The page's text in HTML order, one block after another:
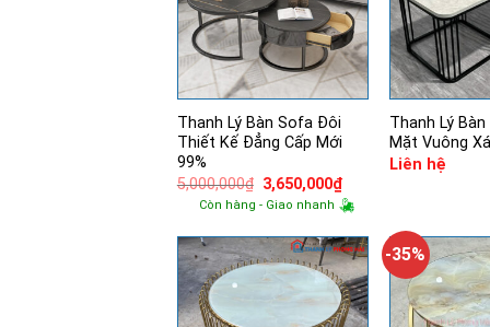
Thanh Lý Bàn Sofa Đôi
Thiết Kế Đẳng Cấp Mới
99%
5,000,000₫ Giá
gốc
là:
3,650,000₫Giá
hiện
tại
3,650,000₫.
Còn hàng - Giao nhanh
Thanh Lý
Mặt Vuông
Liên hệ
-35%